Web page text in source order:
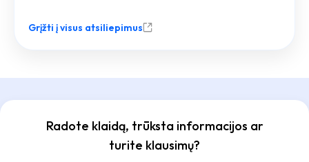
Grįžti į visus atsiliepimus
Radote klaidą, trūksta informacijos ar
turite klausimų?